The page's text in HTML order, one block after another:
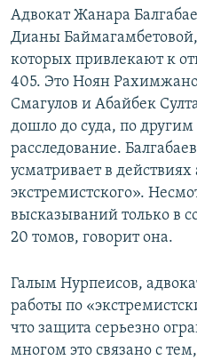
Адвокат Жанара
Дианы
которых привлекают к
405. Это Ноян
Смагулов и Абайбек
дошло до суда, по другим
расследование.
усматривает в
экстремистского».
высказываний только в
20 томов, говорит она.
Галым Нурпеисов,
работы по
что защита серьезно
многом это связано с